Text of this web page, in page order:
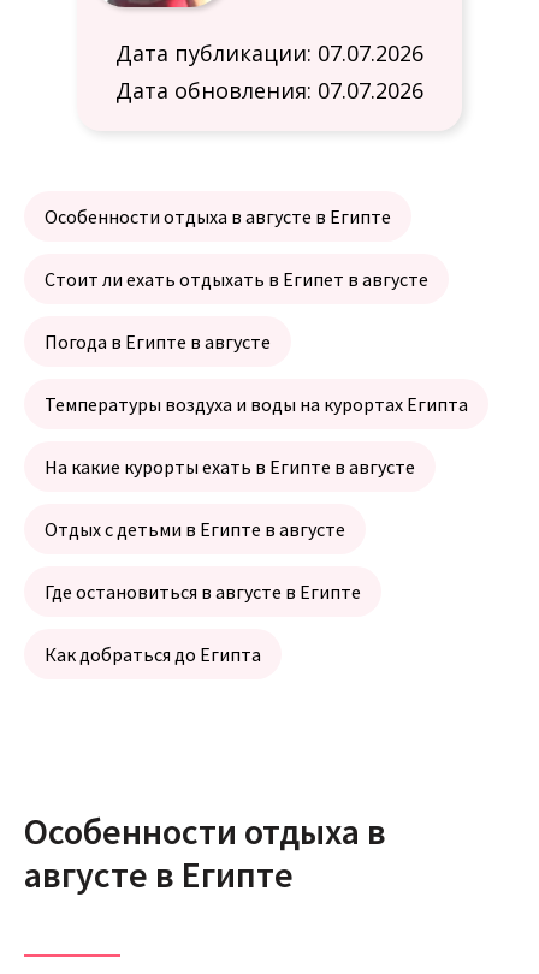
Дата публикации: 07.07.2026
Дата обновления: 07.07.2026
Особенности отдыха в августе в Египте
Стоит ли ехать отдыхать в Египет в августе
Погода в Египте в августе
Температуры воздуха и воды на курортах Египта
На какие курорты ехать в Египте в августе
Отдых с детьми в Египте в августе
Где остановиться в августе в Египте
Как добраться до Египта
Особенности отдыха в
августе в Египте